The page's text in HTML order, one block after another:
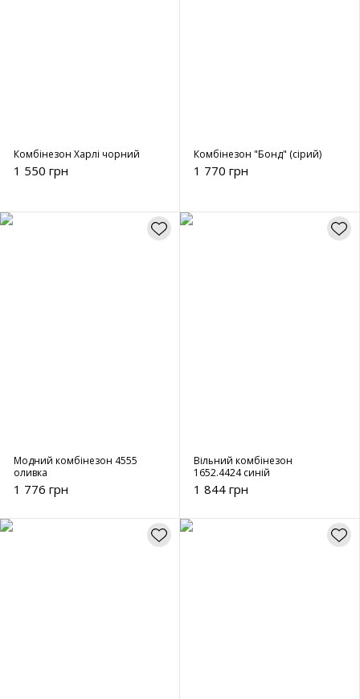
Комбінезон Харлі чорний
1 550 грн
Комбінезон "Бонд" (сірий)
1 770 грн
Модний комбінезон 4555
оливка
1 776 грн
Вільний комбінезон
1652.4424 синій
1 844 грн